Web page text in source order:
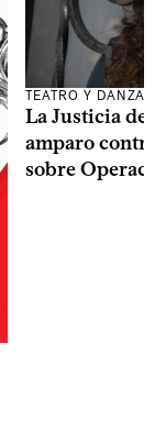
TEATRO Y DANZA
La Justicia
amparo contra
sobre